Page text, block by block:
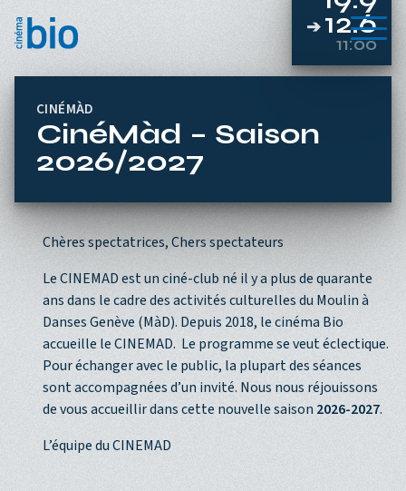
➔ 12.6
11:00
CINÉMÀD
CinéMàd – Saison
2026/2027
Chères spectatrices, Chers spectateurs
Le CINEMAD est un ciné-club né il y a plus de quarante
ans dans le cadre des activités culturelles du Moulin à
Danses Genève (MàD). Depuis 2018, le cinéma Bio
accueille le CINEMAD. Le programme se veut éclectique.
Pour échanger avec le public, la plupart des séances
sont accompagnées d’un invité. Nous nous réjouissons
de vous accueillir dans cette nouvelle saison2026-2027.
L’équipe du CINEMAD